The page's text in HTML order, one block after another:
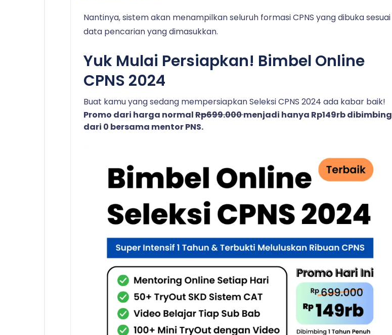
Nantinya, sistem akan menampilkan seluruh formasi CPNS yang dibuka sesuai
data pencarian yang dimasukkan.
Yuk Mulai Persiapkan! Bimbel Online
CPNS 2024
Buat kamu yang sedang mempersiapkan Seleksi CPNS 2024 ada kabar baik!
Promo dari harga normalRp699.000menjadi hanya Rp149rb dibimbing
dari 0 bersama mentor PNS.